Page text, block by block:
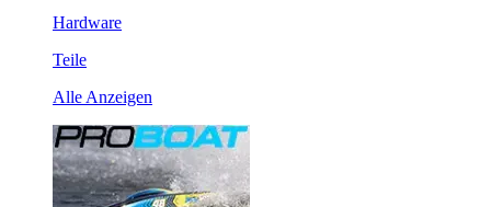
Hardware
Teile
Alle Anzeigen